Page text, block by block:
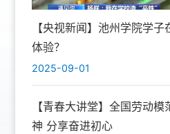
【央视新闻】池州学院学子
体验？
2025-09-01
【青春大讲堂】全国劳动
神 分享奋进初心